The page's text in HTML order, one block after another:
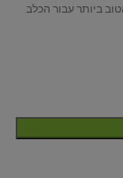
ביותר עבור הכלב